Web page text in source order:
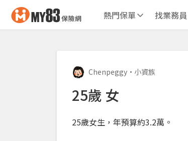
熱門保單 找業務員
Chenpeggy • 小資族
25歲 女
25歲女生，年預算約3.2萬。